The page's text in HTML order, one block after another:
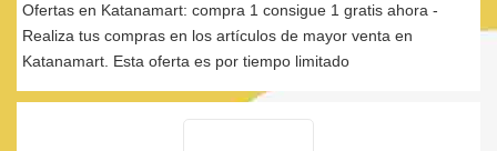
Ofertas en Katanamart: compra 1 consigue 1 gratis ahora -
Realiza tus compras en los artículos de mayor venta en
Katanamart. Esta oferta es por tiempo limitado